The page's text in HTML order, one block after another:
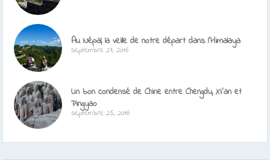
Au Népal, la veille de notre départ dans l’Himalaya
septembre 27, 2016
Un bon condensé de Chine entre Chengdu, Xi’an et
Pingyao
septembre 25, 2016